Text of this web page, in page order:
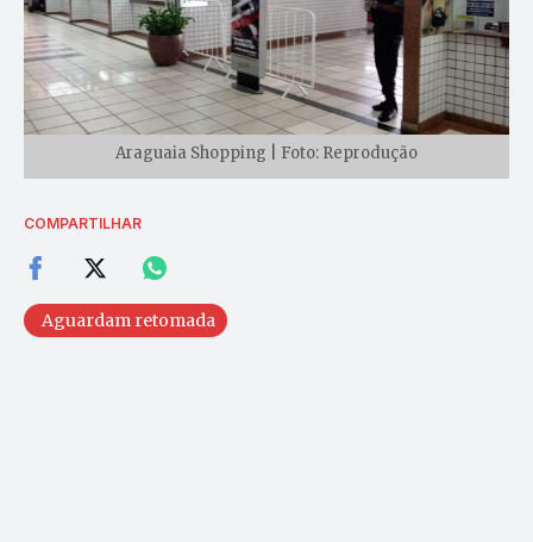
Araguaia Shopping | Foto: Reprodução
COMPARTILHAR
Aguardam retomada